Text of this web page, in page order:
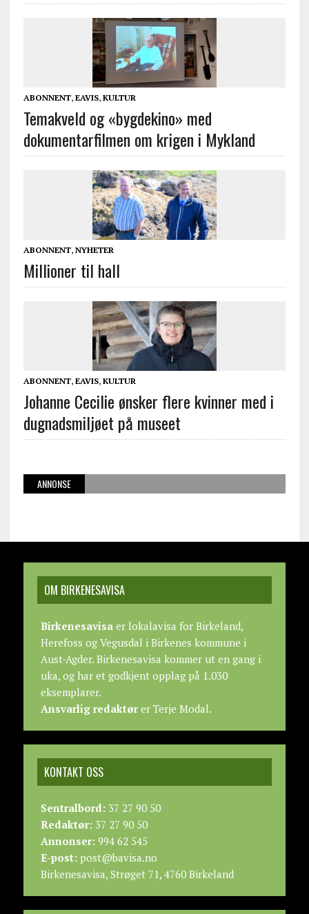
ABONNENT, EAVIS, KULTUR
Temakveld og «bygdekino» med
dokumentarfilmen om krigen i Mykland
ABONNENT, NYHETER
Millioner til hall
ABONNENT, EAVIS, KULTUR
Johanne Cecilie ønsker flere kvinner med i
dugnadsmiljøet på museet
ANNONSE
OM BIRKENESAVISA
Birkenesavisaer lokalavisa for Birkeland,
Herefoss og Vegusdal i Birkenes kommune i
Aust-Agder. Birkenesavisa kommer ut en gang i
uka, og har et godkjent opplag på 1.030
eksemplarer.
Ansvarlig redaktører Terje Modal.
KONTAKT OSS
Sentralbord:37 27 90 50
Redaktør:37 27 90 50
Annonser:994 62 545
E-post:post@bavisa.no
Birkenesavisa, Strøget 71, 4760 Birkeland